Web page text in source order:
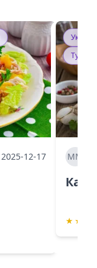
2025-12-17 ММ
★ ★